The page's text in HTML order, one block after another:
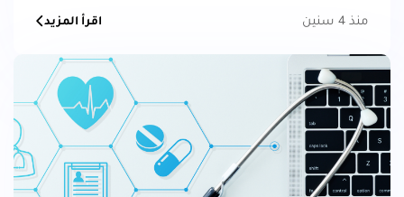
منذ 4 سنين اقرأ المزيد